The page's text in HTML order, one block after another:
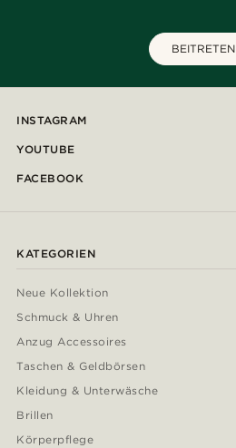
BEITRETEN
INSTAGRAM
YOUTUBE
FACEBOOK
KATEGORIEN
Neue Kollektion
Schmuck & Uhren
Anzug Accessoires
Taschen & Geldbörsen
Kleidung & Unterwäsche
Brillen
Körperpflege